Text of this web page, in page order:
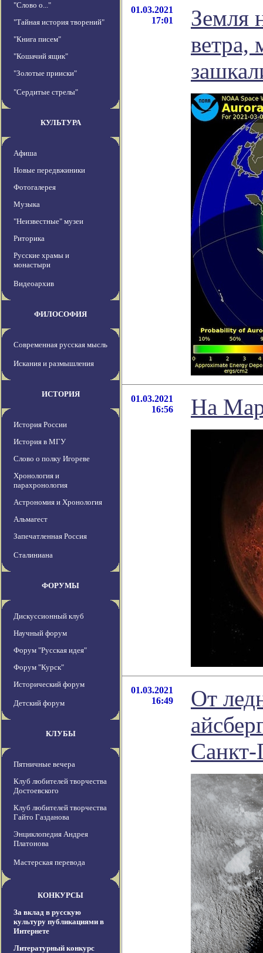
"Слово о..."
"Тайная история творений"
"Книга писем"
"Кошачий ящик"
"Золотые прииски"
"Сердитые стрелы"
КУЛЬТУРА
Афиша
Новые передвжиники
Фотогалерея
Музыка
"Неизвестные" музеи
Риторика
Русские храмы и
монастыри
Видеоархив
ФИЛОСОФИЯ
Современная русская мысль
Искания и размышления
ИСТОРИЯ
История России
История в МГУ
Слово о полку Игореве
Хронология и
парахронология
Астрономия и Хронология
Альмагест
Запечатленная Россия
Сталиниана
ФОРУМЫ
Дискуссионный клуб
Научный форум
Форум "Русская идея"
Форум "Курск"
Исторический форум
Детский форум
КЛУБЫ
Пятничные вечера
Клуб любителей творчества
Достоевского
Клуб любителей творчества
Гайто Газданова
Энциклопедия Андрея
Платонова
Мастерская перевода
КОНКУРСЫ
За вклад в русскую
культуру публикациями в
Интернете
Литературный конкурс
01.03.2021
17:01
Земля
ветра,
01.03.2021
16:56
На
01.03.2021
16:49
От
Санкт-